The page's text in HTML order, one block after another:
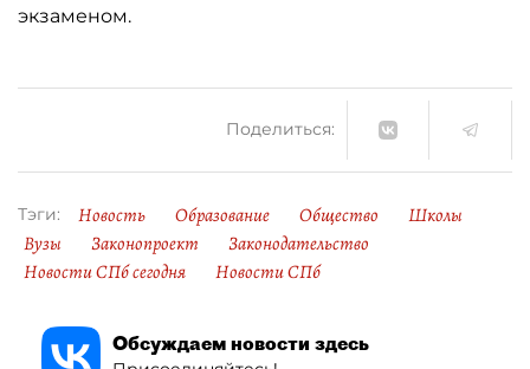
экзаменом.
Поделиться:
Тэги: Новость Образование Общество
Школы
Вузы
Законопроект
Законодательство
Новости СПб сегодня
Новости СПб
Обсуждаем новости здесь